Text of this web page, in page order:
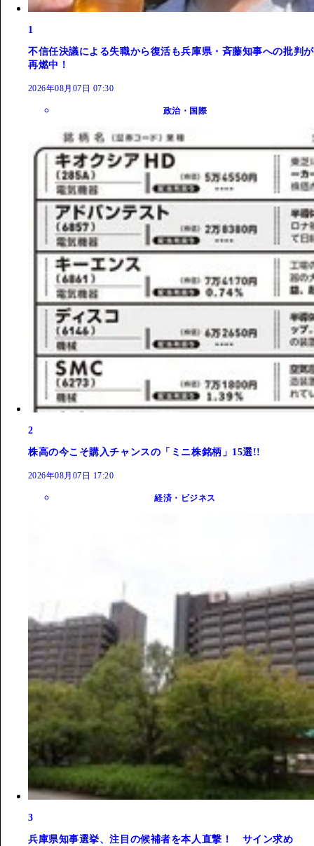
1
不信任決議による失職から復活も兵庫県・斉藤知事への批判が
再燃中！
2026年08月07日 07:30
政治・国際
2
株高の今こそ購入チャンスの「ミニ株銘柄」15選!!
2026年08月07日 17:20
経済・ビジネス
3
兵庫県知事選挙、注目の候補者を本人直撃！ サイン求め